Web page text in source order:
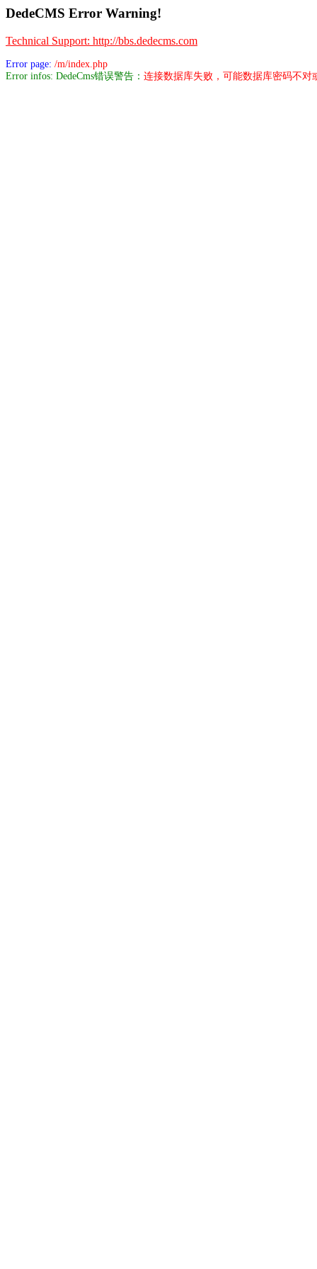
DedeCMS Error Warning!
Technical Support: http://bbs.dedecms.com
Error page: /m/index.php
Error infos: DedeCms错误警告： 连接数据库失败，可能数据库密码不对